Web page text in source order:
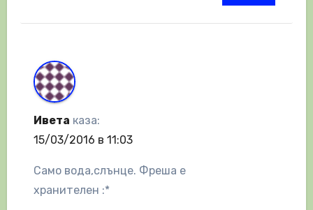
Ивета каза:
15/03/2016 в 11:03
Само вода,слънце. Фреша е
хранителен :*